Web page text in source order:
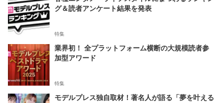
グ＆読者アンケート結果を発表
特集
業界初！ 全プラットフォーム横断の大規模読者参
加型アワード
特集
モデルプレス独自取材！著名人が語る「夢を叶える